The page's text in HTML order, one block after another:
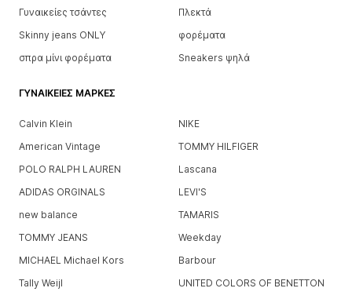
Γυναικείες τσάντες
Πλεκτά
Skinny jeans ONLY
φορέματα
σπρα μίνι φορέματα
Sneakers ψηλά
ΓΥΝΑΙΚΕΊΕΣ ΜΆΡΚΕΣ
Calvin Klein
NIKE
American Vintage
TOMMY HILFIGER
POLO RALPH LAUREN
Lascana
ADIDAS ORGINALS
LEVI'S
new balance
TAMARIS
TOMMY JEANS
Weekday
MICHAEL Michael Kors
Barbour
Tally Weijl
UNITED COLORS OF BENETTON